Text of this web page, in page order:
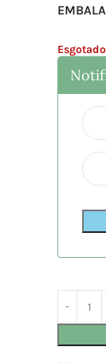
Esgotado